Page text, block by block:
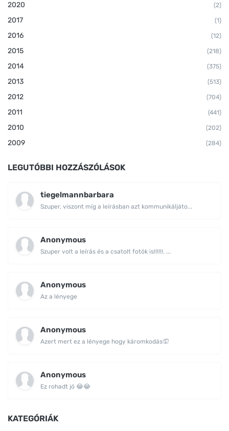
2020 (2)
2017 (1)
2016 (12)
2015 (218)
2014 (375)
2013 (513)
2012 (704)
2011 (441)
2010 (202)
2009 (284)
LEGUTÓBBI HOZZÁSZÓLÁSOK
tiegelmannbarbara
Szuper, viszont míg a leírásban azt kommunikáljáto...
Anonymous
Szuper volt a leírás és a csatolt fotók is!!!!!!. ...
Anonymous
Az a lényege
Anonymous
Azert mert ez a lényege hogy káromkodás🤦
Anonymous
Ez rohadt jó 😂😂
KATEGÓRIÁK